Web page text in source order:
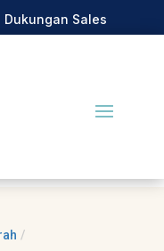
Dukungan Sales
/